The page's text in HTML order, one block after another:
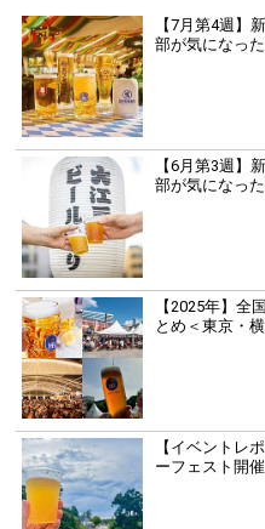
【7月第4週】
部が気になっ
【6月第3週】
部が気になっ
【2025年】全
とめ＜東京・
【イベントレ
ーフェスト開